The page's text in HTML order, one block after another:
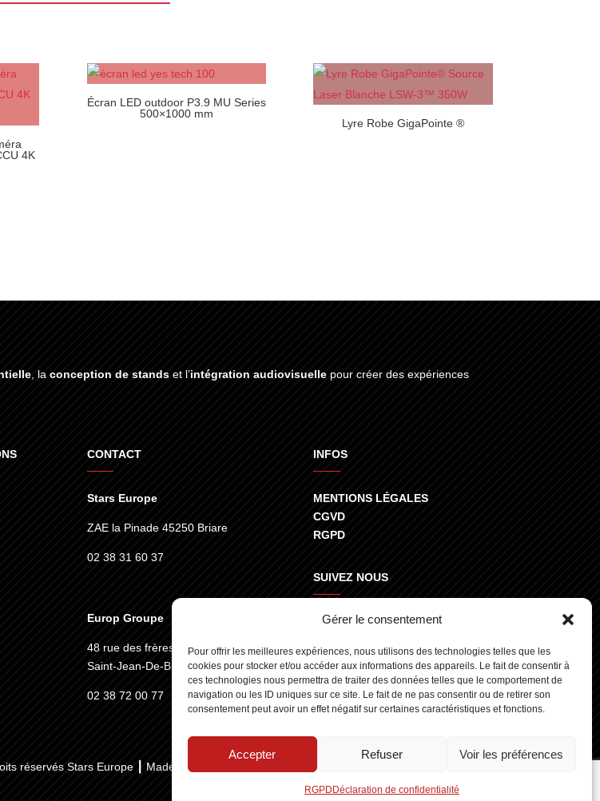
Gérer le consentement
Pour offrir les meilleures expériences, nous utilisons des technologies telles que les
cookies pour stocker et/ou accéder aux informations des appareils. Le fait de consentir à
ces technologies nous permettra de traiter des données telles que le comportement de
navigation ou les ID uniques sur ce site. Le fait de ne pas consentir ou de retirer son
consentement peut avoir un effet négatif sur certaines caractéristiques et fonctions.
Accepter Refuser Voir les préférences
RGPD Déclaration de confidentialité
4K
Écran LED outdoor P3.9 MU Series
500×1000 mm
Lyre Robe GigaPointe ®
, laconception de stands et l’intégration audiovisuelle pour créer des expériences
CONTACT
Stars Europe
ZAE la Pinade 45250 Briare
02 38 31 60 37
Europ Groupe
48 rue des frères lumières45800
Saint-Jean-De-Braye
02 38 72 00 77
INFOS
MENTIONS LÉGALES
CGVD
RGPD
SUIVEZ NOUS
réservés Stars Europe┃ Made by :